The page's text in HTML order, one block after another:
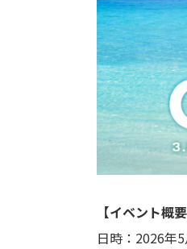
【イベント
日時：2026年